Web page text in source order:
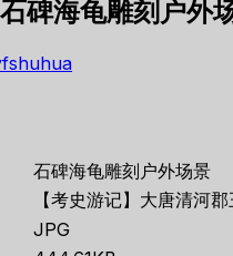
碑海龟雕刻户外
石碑海龟雕刻户外场景
【考史游记】大唐清河
JPG